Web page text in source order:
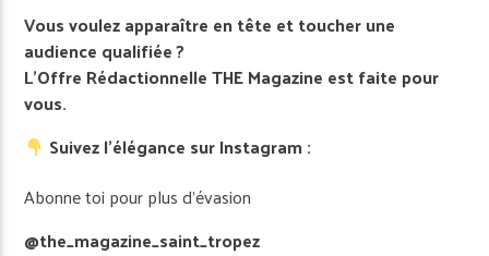
Vous voulez apparaître en tête et toucher une
audience qualifiée ?
L’Offre Rédactionnelle THE Magazine est faite pour
vous.
Suivez l’élégance sur Instagram :
Abonne toi pour plus d’évasion
@the_magazine_saint_tropez